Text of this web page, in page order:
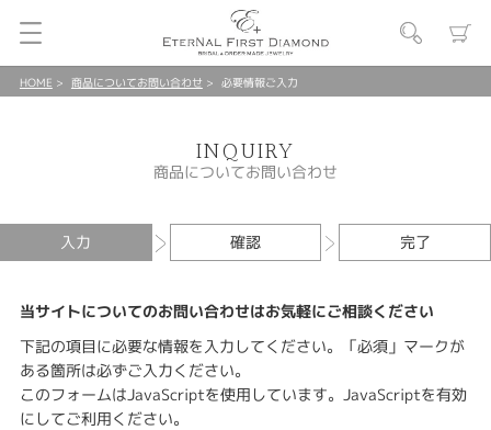
HOME 商品についてお問い合わせ 必要情報ご入力
INQUIRY
商品についてお問い合わせ
入力 確認 完了
当サイトについてのお問い合わせはお気軽にご相談ください
下記の項目に必要な情報を入力してください。「必須」マークが
ある箇所は必ずご入力ください。
このフォームはJavaScriptを使用しています。JavaScriptを有効
にしてご利用ください。